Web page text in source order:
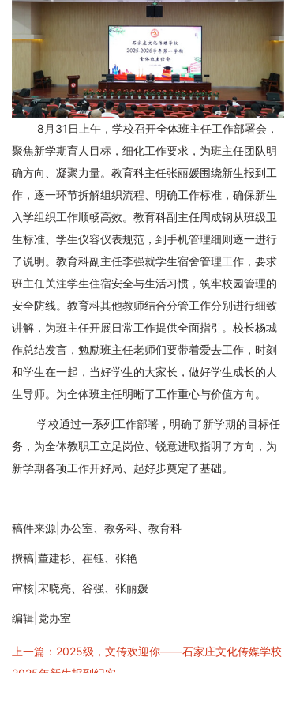
8月31日上午，学校召开全体班主任工作部署会，
聚焦新学期育人目标，细化工作要求，为班主任团队明
确方向、凝聚力量。教育科主任张丽媛围绕新生报到工
作，逐一环节拆解组织流程、明确工作标准，确保新生
入学组织工作顺畅高效。教育科副主任周成钢从班级卫
生标准、学生仪容仪表规范，到手机管理细则逐一进行
了说明。教育科副主任李强就学生宿舍管理工作，要求
班主任关注学生住宿安全与生活习惯，筑牢校园管理的
安全防线。教育科其他教师结合分管工作分别进行细致
讲解，为班主任开展日常工作提供全面指引。校长杨城
作总结发言，勉励班主任老师们要带着爱去工作，时刻
和学生在一起，当好学生的大家长，做好学生成长的人
生导师。为全体班主任明晰了工作重心与价值方向。
学校通过一系列工作部署，明确了新学期的目标任
务，为全体教职工立足岗位、锐意进取指明了方向，为
新学期各项工作开好局、起好步奠定了基础。
稿件来源|办公室、教务科、教育科
撰稿|董建杉、崔钰、张艳
审核|宋晓亮、谷强、张丽媛
编辑|党办室
上一篇：2025级，文传欢迎你——石家庄文化传媒学校
2025年新生报到纪实